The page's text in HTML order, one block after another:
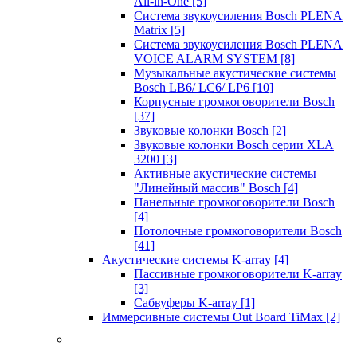
Система звукоусиления Bosch PLENA
Matrix [5]
Система звукоусиления Bosch PLENA
VOICE ALARM SYSTEM [8]
Музыкальные акустические системы
Bosch LB6/ LC6/ LP6 [10]
Корпусные громкоговорители Bosch
[37]
Звуковые колонки Bosch [2]
Звуковые колонки Bosch серии XLA
3200 [3]
Активные акустические системы
"Линейный массив" Bosch [4]
Панельные громкоговорители Bosch
[4]
Потолочные громкоговорители Bosch
[41]
Акустические системы K-array [4]
Пассивные громкоговорители K-array
[3]
Сабвуферы K-array [1]
Иммерсивные системы Out Board TiMax [2]